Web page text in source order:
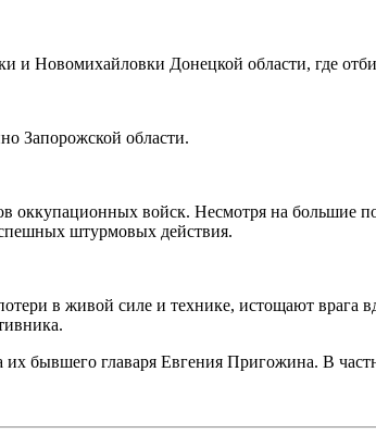
и Новомихайловки Донецкой области, где
Запорожской области.
войск. Несмотря на большие
штурмовых действия.
в живой силе и технике, истощают врага
их бывшего главаря Евгения Пригожина. В